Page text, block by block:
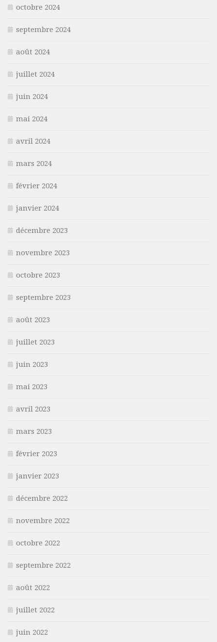
octobre 2024
septembre 2024
août 2024
juillet 2024
juin 2024
mai 2024
avril 2024
mars 2024
février 2024
janvier 2024
décembre 2023
novembre 2023
octobre 2023
septembre 2023
août 2023
juillet 2023
juin 2023
mai 2023
avril 2023
mars 2023
février 2023
janvier 2023
décembre 2022
novembre 2022
octobre 2022
septembre 2022
août 2022
juillet 2022
juin 2022